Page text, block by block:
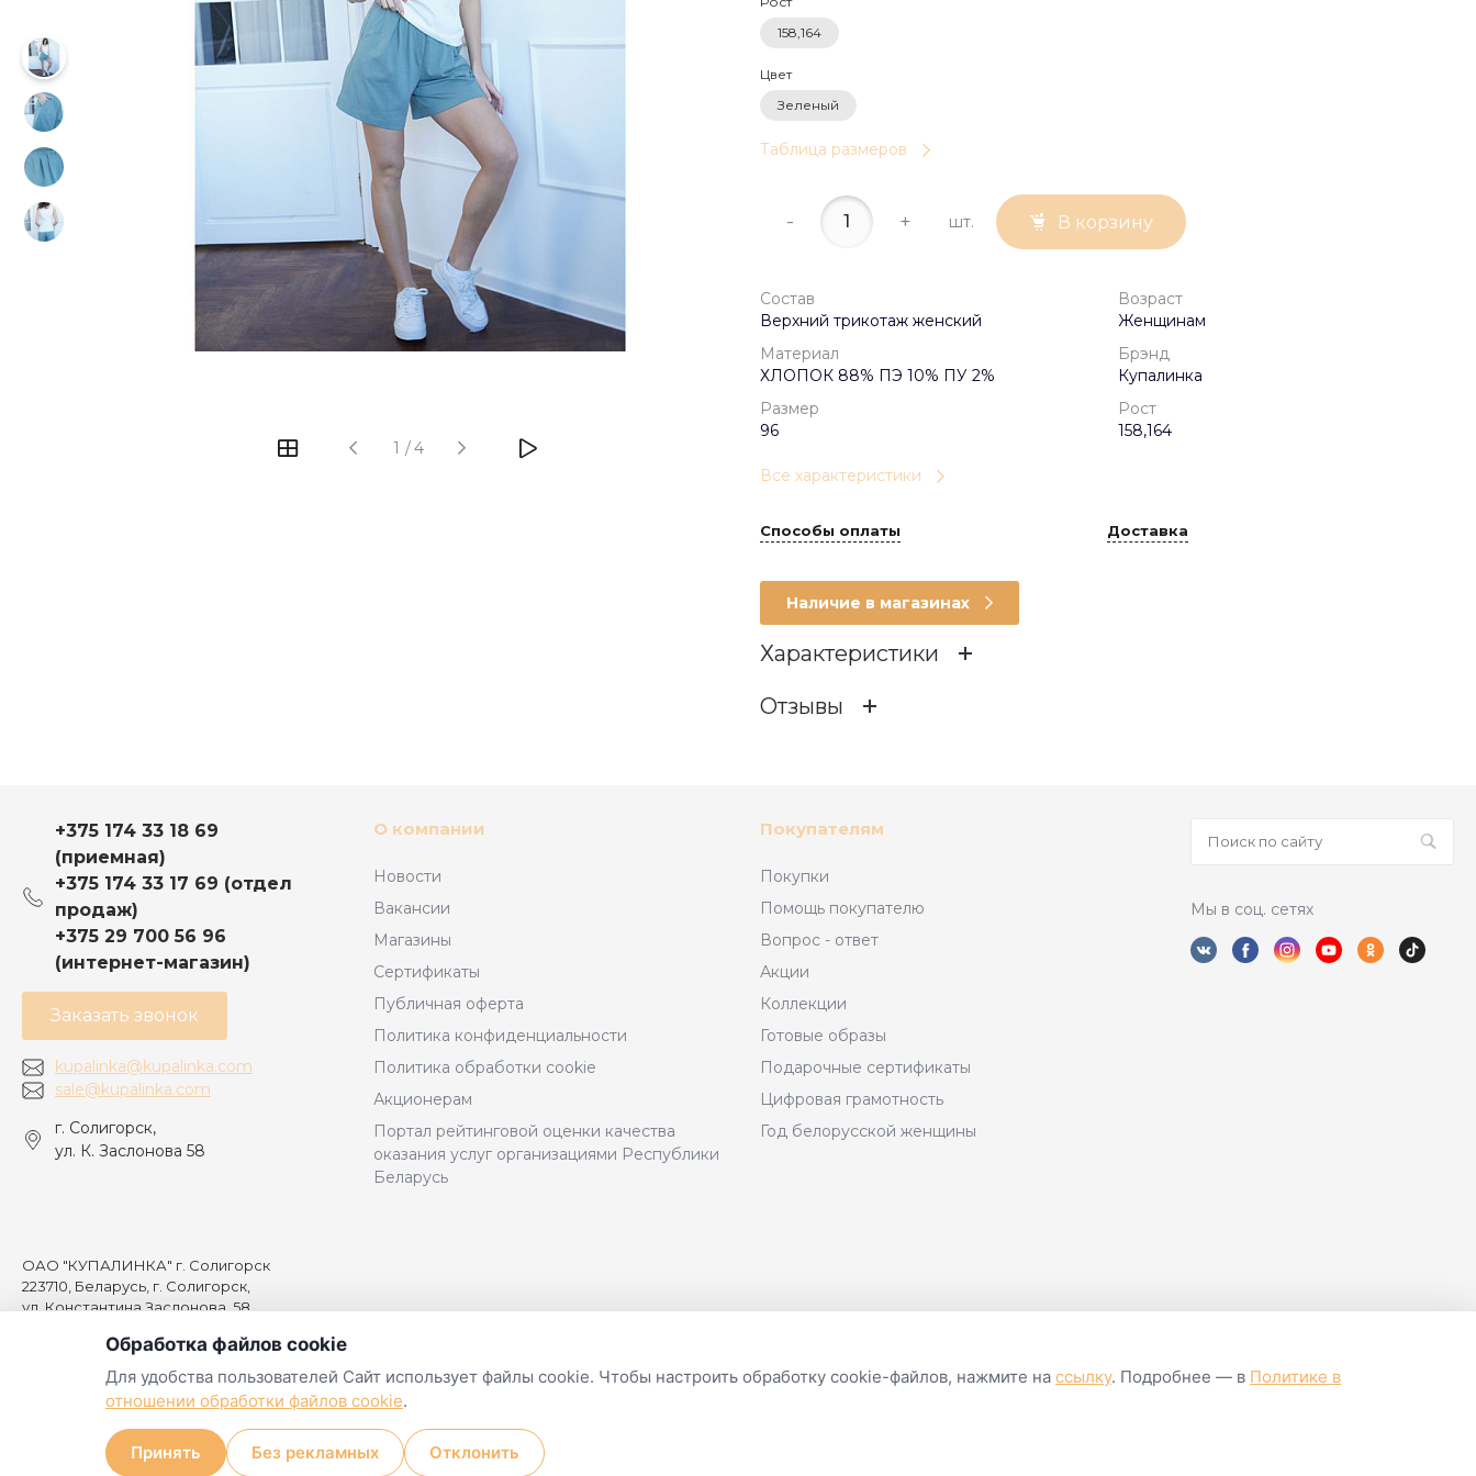
1 /4
158,164
Цвет
Зеленый
Таблица размеров
- + шт. В корзину
Состав
Верхний трикотаж женский
Возраст
Женщинам
Материал
ХЛОПОК 88% ПЭ 10% ПУ 2%
Брэнд
Купалинка
Размер
96
Рост
158,164
Все характеристики
Способы оплаты Доставка
Наличие в магазинах
Характеристики
ХЛОПОК 88% ПЭ 10% ПУ 2%
Брэнд Купалинка
Производитель
Размер
Рост
Отзывы
+375 174 33 18 69
(приемная)
+375 174 33 17 69 (отдел
продаж)
+375 29 700 56 96
(интернет-магазин)
Заказать звонок
kupalinka@kupalinka.com
sale@kupalinka.com
г. Солигорск,
ул. К. Заслонова 58
О компании
Новости
Вакансии
Магазины
Сертификаты
Публичная оферта
Политика конфиденциальности
Политика обработки cookie
Акционерам
Портал рейтинговой оценки качества
оказания услуг организациями Республики
Беларусь
Покупателям
Покупки
Помощь покупателю
Вопрос - ответ
Акции
Коллекции
Готовые образы
Подарочные сертификаты
Цифровая грамотность
Год белорусской женщины
Мы в соц. сетях
ОАО "КУПАЛИНКА" г. Солигорск
223710, Беларусь, г. Солигорск,
ул. Константина Заслонова, 58,
Свидетельство о государственной регистрации №0002034 от 28.04.2011
Выдано Минским областным исполнительным комитетом
Регистрация в торговом реестре №490730 от 31.08.2020 г.
"Прием заказов: ежедневно, круглосуточно
Обработка заказов: с 10:00 до 19:00"
поддержка сайтов
Обработка файлов cookie
Для удобства пользователей Сайт использует файлы cookie. Чтобы настроить обработку cookie-файлов, нажмите на ссылку. Подробнее — в Политике в
отношении обработки файлов cookie.
Принять Без рекламных Отклонить